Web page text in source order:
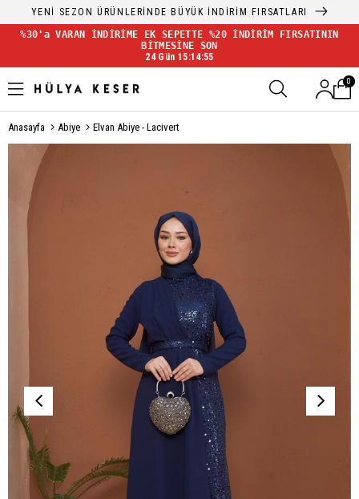
YENİ SEZON ÜRÜNLERİNDE BÜYÜK İNDİRİM FIRSATLARI
%30'a VARAN İNDİRİME EK SEPETTE %20 İNDİRİM FIRSATININ
BİTMESİNE SON
24 Gün 15:14:54
0
Anasayfa Abiye Elvan Abiye - Lacivert